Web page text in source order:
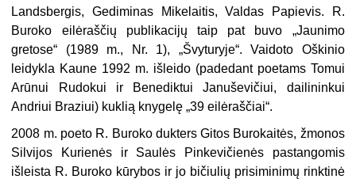
Landsbergis, Gediminas Mikelaitis, Valdas Papievis. R.
Buroko eilėraščių publikacijų taip pat buvo „Jaunimo
gretose“ (1989 m., Nr. 1), „Švyturyje“. Vaidoto Oškinio
leidykla Kaune 1992 m. išleido (padedant poetams Tomui
Arūnui Rudokui ir Benediktui Januševičiui, dailininkui
Andriui Braziui) kuklią knygelę „39 eilėraščiai“.
2008 m. poeto R. Buroko dukters Gitos Burokaitės, žmonos
Silvijos Kurienės ir Saulės Pinkevičienės pastangomis
išleista R. Buroko kūrybos ir jo bičiulių prisiminimų rinktinė